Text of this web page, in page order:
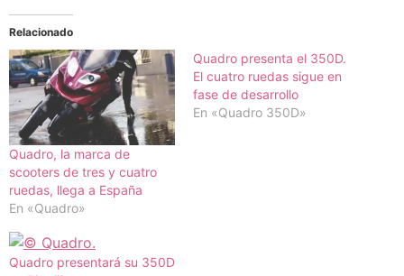
Relacionado
Quadro, la marca de
scooters de tres y cuatro
ruedas, llega a España
En «Quadro»
Quadro presenta el 350D.
El cuatro ruedas sigue en
fase de desarrollo
En «Quadro 350D»
Quadro presentará su 350D